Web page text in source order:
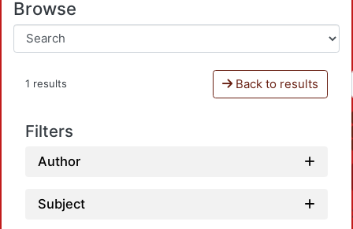
Browse
1 results Back to results
Filters
Author
Subject